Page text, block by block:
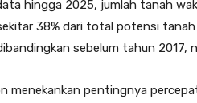
hingga 2025, jumlah tanah
38% dari total potensi
sebelum tahun 2017,
menekankan pentingnya